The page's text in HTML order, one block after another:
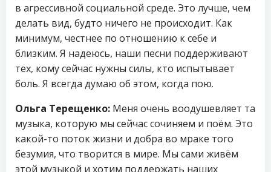
в агрессивной социальной среде. Это лучше, чем
делать вид, будто ничего не происходит. Как
минимум, честнее по отношению к себе и
близким. Я надеюсь, наши песни поддерживают
тех, кому сейчас нужны силы, кто испытывает
боль. Я всегда думаю об этом, когда пою.
Ольга Терещенко: Меня очень воодушевляет та
музыка, которую мы сейчас сочиняем и поём. Это
какой-то поток жизни и добра во мраке того
безумия, что творится в мире. Мы сами живём
этой музыкой и хотим поддержать наших